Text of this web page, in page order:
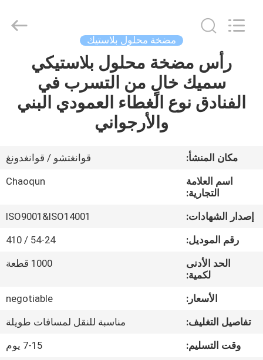
منزل،
معلومات
جولة
المعمل
مراقبة
الجودة
اتصل
Industry
مضخة محلول بلاستيك
رأس مضخة محلول بلاستيكي
سميك خالٍ من التسرب في
الفنادق نوع الغطاء العمودي البني
والأرجواني
مكان المنشأ:
قوانغتشو / قوانغدونغ
اسم العلامة
التجارية:
Chaoqun
إصدار الشهادات:
ISO9001&ISO14001
رقم الموديل:
54-24 / 410
الحد الأدنى
لكمية:
1000 قطعة
الأسعار:
negotiable
تفاصيل التغليف:
مناسبة للنقل لمسافات طويلة
وقت التسليم:
7-15 يوم